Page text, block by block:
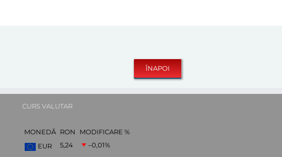
CURS VALUTAR
MONEDĂ RON
MODIFICARE %
EUR
5,24 –0,01%